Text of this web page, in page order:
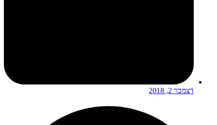
דצמבר 2, 2018